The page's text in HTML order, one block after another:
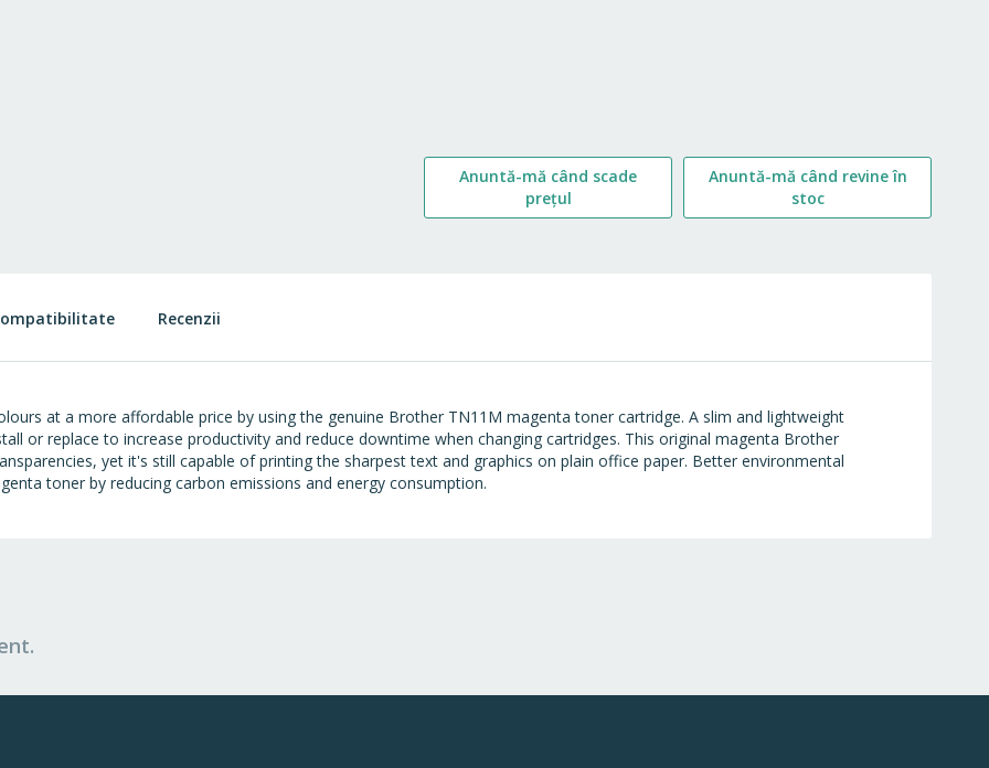
Anuntă-mă când scade
prețul
Anuntă-mă când revine în
stoc
at a more affordable price by using the genuine Brother TN11M magenta toner cartridge. A slim and lightweight
or replace to increase productivity and reduce downtime when changing cartridges. This original magenta Brother
yet it's still capable of printing the sharpest text and graphics on plain office paper. Better environmental
toner by reducing carbon emissions and energy consumption.
Recenzii